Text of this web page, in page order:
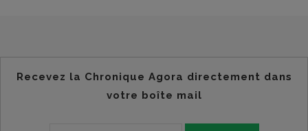
Recevez la Chronique Agora directement dans
votre boîte mail